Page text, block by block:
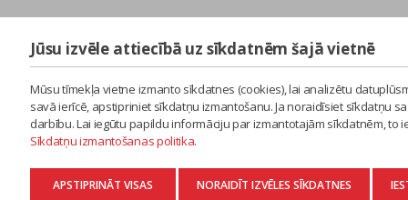
Jūsu izvēle attiecībā uz sīkdatnēm šajā vietnē
Mūsu tīmekļa vietne izmanto sīkdatnes (cookies), lai analizētu
savā ierīcē, apstipriniet sīkdatņu izmantošanu. Ja noraidīsiet sīkdatņu
darbību. Lai iegūtu papildu informāciju par izmantotajām sīkdatnēm,
Sīkdatņu izmantošanas politika.
APSTIPRINĀT VISAS NORAIDĪT IZVĒLES SĪKDATNES